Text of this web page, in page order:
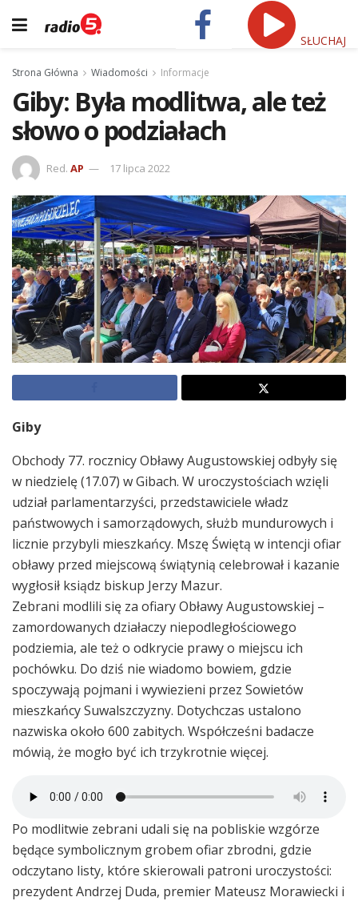
SŁUCHAJ
Strona Główna Wiadomości Informacje
Giby: Była modlitwa, ale też
słowo o podziałach
Red. AP 17 lipca 2022
Giby
Obchody 77. rocznicy Obławy Augustowskiej odbyły się
w niedzielę (17.07) w Gibach. W uroczystościach wzięli
udział parlamentarzyści, przedstawiciele władz
państwowych i samorządowych, służb mundurowych i
licznie przybyli mieszkańcy. Mszę Świętą w intencji ofiar
obławy przed miejscową świątynią celebrował i kazanie
wygłosił ksiądz biskup Jerzy Mazur.
Zebrani modlili się za ofiary Obławy Augustowskiej –
zamordowanych działaczy niepodległościowego
podziemia, ale też o odkrycie prawy o miejscu ich
pochówku. Do dziś nie wiadomo bowiem, gdzie
spoczywają pojmani i wywiezieni przez Sowietów
mieszkańcy Suwalszczyzny. Dotychczas ustalono
nazwiska około 600 zabitych. Współcześni badacze
mówią, że mogło być ich trzykrotnie więcej.
Po modlitwie zebrani udali się na pobliskie wzgórze
będące symbolicznym grobem ofiar zbrodni, gdzie
odczytano listy, które skierowali patroni uroczystości:
prezydent Andrzej Duda, premier Mateusz Morawiecki i